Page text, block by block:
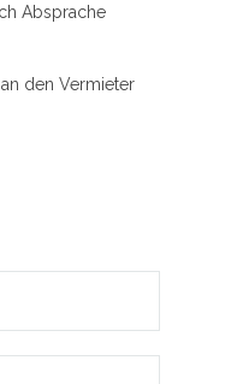
Absprache
den Vermieter